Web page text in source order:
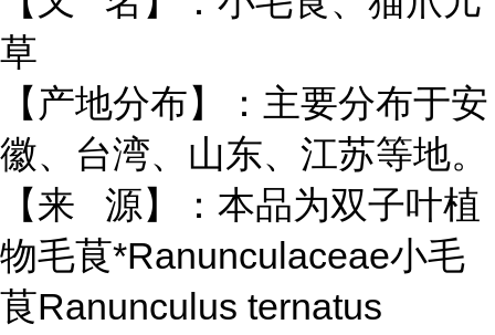
草
【产地分布】：主要分布于安
徽、台湾、山东、江苏等地。
【来 源】：本品为双子叶植
物毛茛*Ranunculaceae小毛
茛Ranunculus ternatus